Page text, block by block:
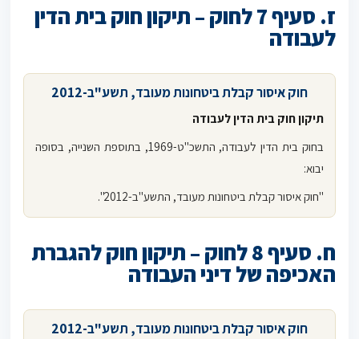
ז. סעיף 7 לחוק – תיקון חוק בית הדין
לעבודה
חוק איסור קבלת ביטחונות מעובד, תשע"ב-2012
תיקון חוק בית הדין לעבודה
בחוק בית הדין לעבודה, התשכ"ט-1969, בתוספת השנייה, בסופה
יבוא:
"חוק איסור קבלת ביטחונות מעובד, התשע"ב-2012".
ח. סעיף 8 לחוק – תיקון חוק להגברת
האכיפה של דיני העבודה
חוק איסור קבלת ביטחונות מעובד, תשע"ב-2012